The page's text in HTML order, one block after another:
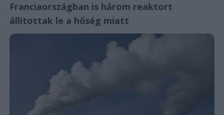
Franciaországban is három reaktort
állítottak le a hőség miatt